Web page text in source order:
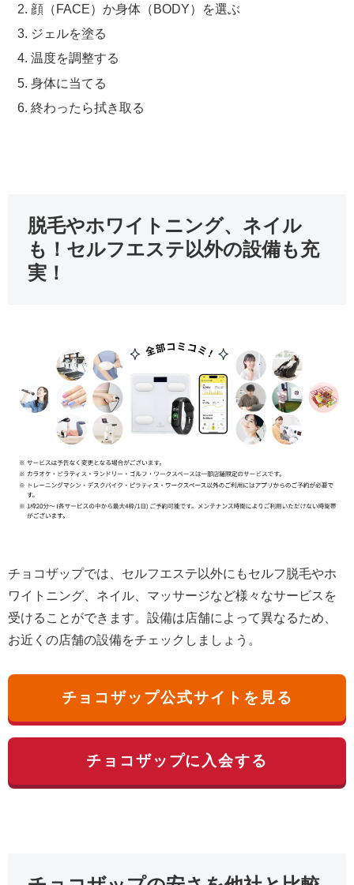
顔（FACE）か身体（BODY）を選ぶ
ジェルを塗る
温度を調整する
身体に当てる
終わったら拭き取る
脱毛やホワイトニング、ネイル
も！セルフエステ以外の設備も充
実！
チョコザップでは、セルフエステ以外にもセルフ脱毛やホ
ワイトニング、ネイル、マッサージなど様々なサービスを
受けることができます。設備は店舗によって異なるため、
お近くの店舗の設備をチェックしましょう。
チョコザップ公式サイトを見る
チョコザップに入会する